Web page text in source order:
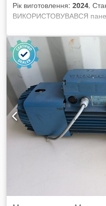
Рік виготовлення: 2024,
ВИКОРИСТОВУВАВСЯ
Німеччині. Ширина 30 см,
6EJ5 398-0DE14. Djdjuz Uq